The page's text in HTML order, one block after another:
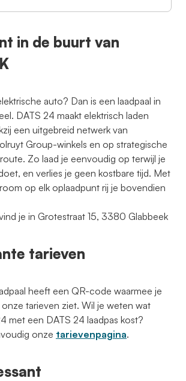
in de buurt van
auto? Dan is een laadpaal in
DATS 24 maakt elektrisch laden
een uitgebreid netwerk van
Group-winkels en op strategische
Zo laad je eenvoudig op terwijl je
en verlies je geen kostbare tijd. Met
op elk oplaadpunt rij je bovendien
je in Grotestraat 15, 3380 Glabbeek
tarieven
heeft een QR-code waarmee je
tarieven ziet. Wil je weten wat
met een DATS 24 laadpas kost?
onze tarievenpagina.